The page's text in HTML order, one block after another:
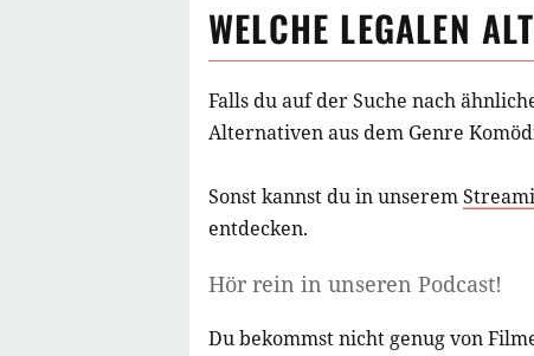
WELCHE LEGALEN
Falls du auf der Suche nach
Alternativen aus dem Genre
Sonst kannst du in unserem
entdecken.
Hör rein in unseren Podcast!
Du bekommst nicht genug von